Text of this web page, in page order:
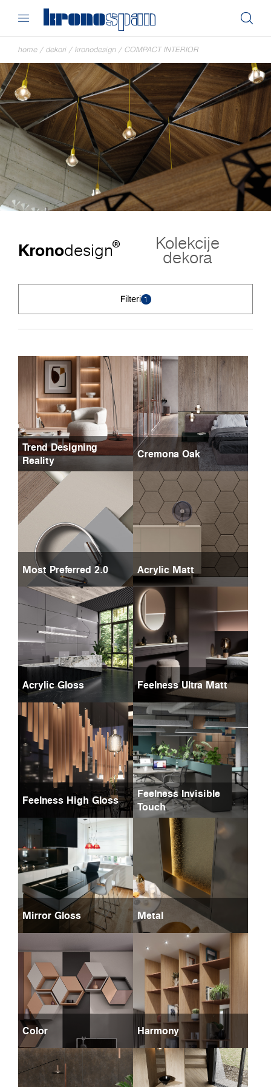
home / dekori / kronodesign / COMPACT INTERIOR
Kronodesign® Kolekcije
dekora
Filteri 1
Trend Designing
Reality
Cremona Oak
Most Preferred 2.0 Acrylic Matt
Acrylic Gloss Feelness Ultra Matt
Feelness High Gloss
Feelness Invisible
Touch
Mirror Gloss Metal
Color Harmony